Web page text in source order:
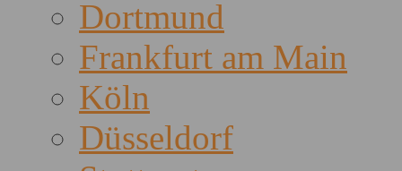
Dortmund
Frankfurt am Main
Köln
Düsseldorf